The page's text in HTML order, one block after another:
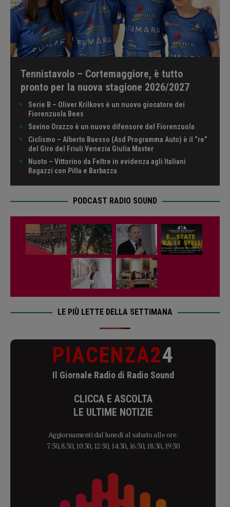
Tennistavolo – Cortemaggiore, è tutto
pronto per la nuova stagione 2026/2027
Serie B – Oliver Krilkovs è un nuovo giocatore dei
Fiorenzuola Bees
Savino Orazzo è un nuovo difensore del Fiorenzuola
Ciclismo – Alberto Baesso (Asd Programma Auto) è il “re”
del Giro del Friuli Venezia Giulia Master
Nuoto – Vittorino da Feltre in evidenza agli Italiani
Ragazzi con Pilla e Barbazza
PODCAST RADIO SOUND
LE PIÙ LETTE DELLA SETTIMANA
PIACENZA24
Il Giornale Radio di Radio Sound
CLICCA E ASCOLTA
LE ULTIME NOTIZIE
Aggiornamenti dal lunedì al sabato alle ore:
7:30, 8:30, 10:30, 12:30, 14:30, 16:30, 18:30, 19:30